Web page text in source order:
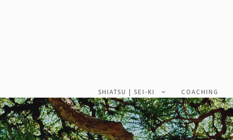
SHIATSU | SEI-KI COACHING